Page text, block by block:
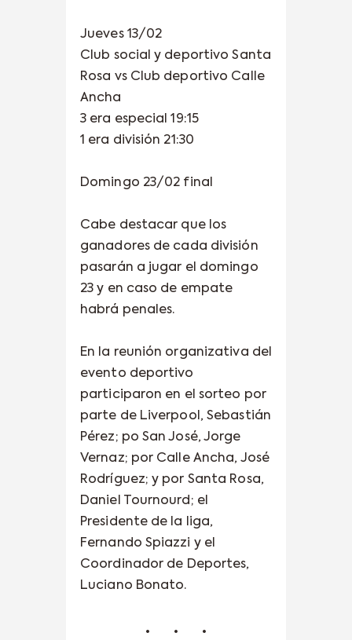
Jueves 13/02
Club social y deportivo Santa
Rosa vs Club deportivo Calle
Ancha
3 era especial 19:15
1 era división 21:30
Domingo 23/02 final
Cabe destacar que los
ganadores de cada división
pasarán a jugar el domingo
23 y en caso de empate
habrá penales.
En la reunión organizativa del
evento deportivo
participaron en el sorteo por
parte de Liverpool, Sebastián
Pérez; po San José, Jorge
Vernaz; por Calle Ancha, José
Rodríguez; y por Santa Rosa,
Daniel Tournourd; el
Presidente de la liga,
Fernando Spiazzi y el
Coordinador de Deportes,
Luciano Bonato.